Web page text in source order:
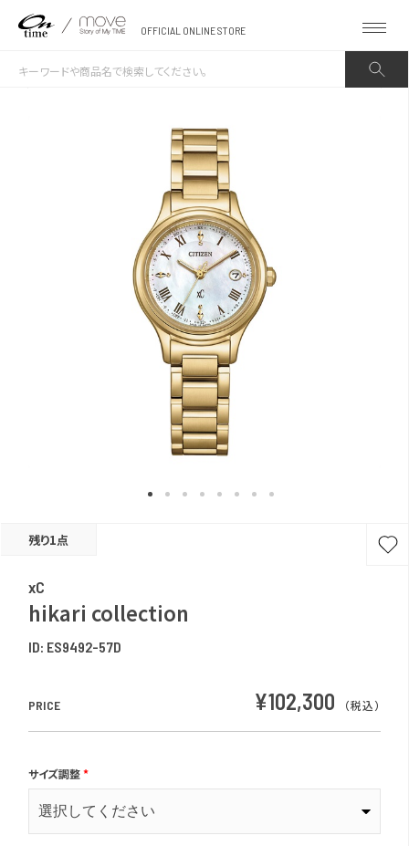
OFFICIAL ONLINE STORE
残り1点
xC
hikari collection
ID: ES9492-57D
PRICE ¥102,300 （税込）
サイズ調整*